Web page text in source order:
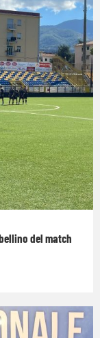
del match